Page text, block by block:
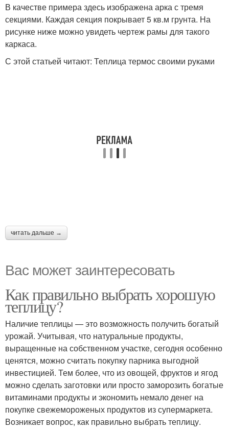
В качестве примера здесь изображена арка с тремя
секциями. Каждая секция покрывает 5 кв.м грунта. На
рисунке ниже можно увидеть чертеж рамы для такого
каркаса.
С этой статьей читают: Теплица термос своими руками
читать дальше →
Вас может заинтересовать
Как правильно выбрать хорошую
теплицу?
Наличие теплицы — это возможность получить богатый
урожай. Учитывая, что натуральные продукты,
выращенные на собственном участке, сегодня особенно
ценятся, можно считать покупку парника выгодной
инвестицией. Тем более, что из овощей, фруктов и ягод
можно сделать заготовки или просто заморозить богатые
витаминами продукты и экономить немало денег на
покупке свежемороженых продуктов из супермаркета.
Возникает вопрос, как правильно выбрать теплицу.